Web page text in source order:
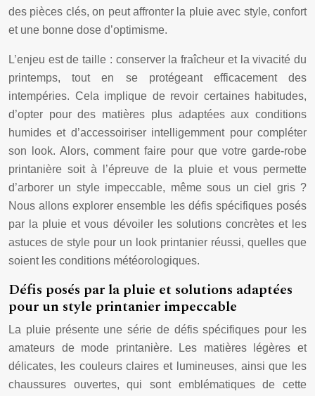
des pièces clés, on peut affronter la pluie avec style, confort
et une bonne dose d’optimisme.
L’enjeu est de taille : conserver la fraîcheur et la vivacité du
printemps, tout en se protégeant efficacement des
intempéries. Cela implique de revoir certaines habitudes,
d’opter pour des matières plus adaptées aux conditions
humides et d’accessoiriser intelligemment pour compléter
son look. Alors, comment faire pour que votre garde-robe
printanière soit à l’épreuve de la pluie et vous permette
d’arborer un style impeccable, même sous un ciel gris ?
Nous allons explorer ensemble les défis spécifiques posés
par la pluie et vous dévoiler les solutions concrètes et les
astuces de style pour un look printanier réussi, quelles que
soient les conditions météorologiques.
Défis posés par la pluie et solutions adaptées
pour un style printanier impeccable
La pluie présente une série de défis spécifiques pour les
amateurs de mode printanière. Les matières légères et
délicates, les couleurs claires et lumineuses, ainsi que les
chaussures ouvertes, qui sont emblématiques de cette